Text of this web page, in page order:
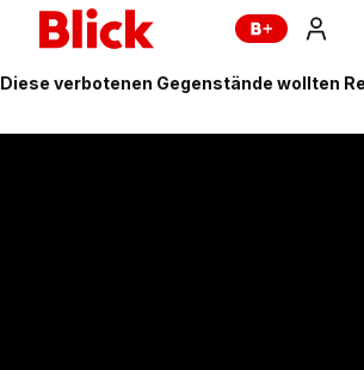
Diese verbotenen Gegenstände wollten